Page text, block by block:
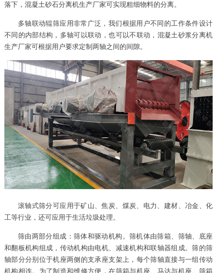
落下，混凝土砂石分离机生产厂家可实现粗细物料的分离。
多轴联动辊筛应用非常广泛，我们根据用户不同的工作条件设计
不同的内部结构，多轴可以联动，也可以不联动，混凝土砂浆分离机
生产厂家可根据用户要求定制两轴之间的间隙。
滚轴式筛分可应用于矿山、焦炭、煤炭、电力、建材、冶金、化
工等行业，还可应用于生活垃圾处理。
筛由两部分组成：筛体和驱动机构。筛机体由筛箱、筛轴、底座
和翻板机构组成，传动机构由电机、减速机构和联轴器组成。筛的筛
轴部分分别位于机座两侧的支承座支架上，每个筛轴直接与一组传动
机构相连。为了制造和维修方便，在筛箱与机座、马达与机座、筛箱